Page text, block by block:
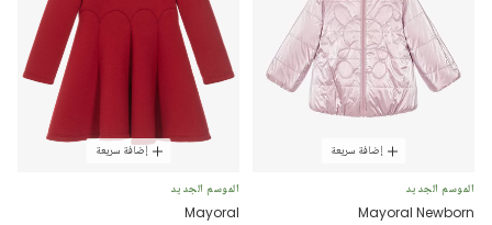
إضافة سريعة
الموسم الجديد
Mayoral Newborn
إضافة سريعة
الموسم الجديد
Mayoral